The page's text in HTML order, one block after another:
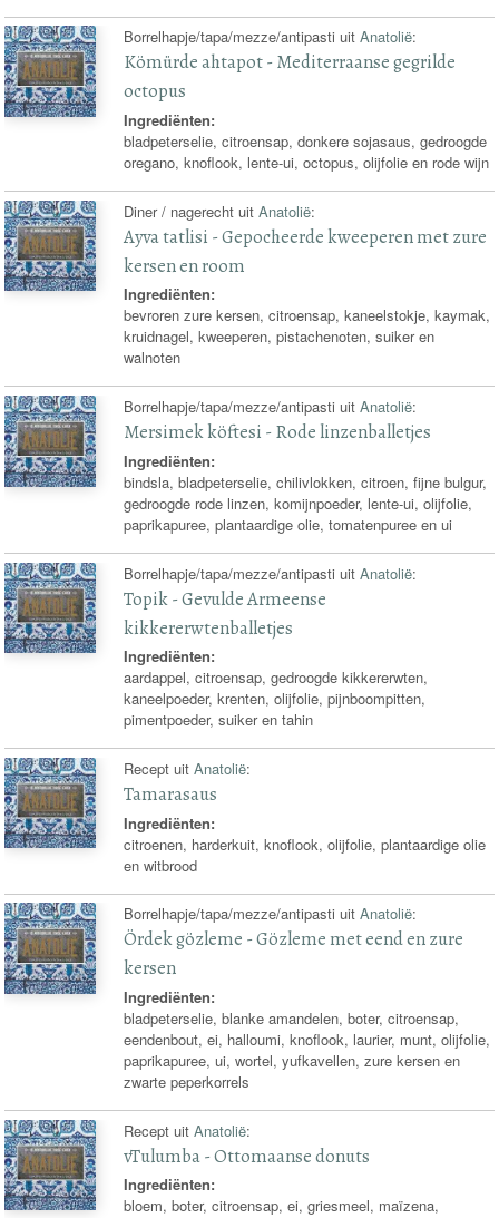
Borrelhapje/tapa/mezze/antipasti uitAnatolië:
Kömürde ahtapot - Mediterraanse gegrilde
octopus
Ingrediënten:
bladpeterselie, citroensap, donkere sojasaus, gedroogde
oregano, knoflook, lente-ui, octopus, olijfolie en rode wijn
Diner / nagerecht uitAnatolië:
Ayva tatlisi - Gepocheerde kweeperen met zure
kersen en room
Ingrediënten:
bevroren zure kersen, citroensap, kaneelstokje, kaymak,
kruidnagel, kweeperen, pistachenoten, suiker en
walnoten
Borrelhapje/tapa/mezze/antipasti uitAnatolië:
Mersimek köftesi - Rode linzenballetjes
Ingrediënten:
bindsla, bladpeterselie, chilivlokken, citroen, fijne bulgur,
gedroogde rode linzen, komijnpoeder, lente-ui, olijfolie,
paprikapuree, plantaardige olie, tomatenpuree en ui
Borrelhapje/tapa/mezze/antipasti uitAnatolië:
Topik - Gevulde Armeense
kikkererwtenballetjes
Ingrediënten:
aardappel, citroensap, gedroogde kikkererwten,
kaneelpoeder, krenten, olijfolie, pijnboompitten,
pimentpoeder, suiker en tahin
Recept uitAnatolië:
Tamarasaus
Ingrediënten:
citroenen, harderkuit, knoflook, olijfolie, plantaardige olie
en witbrood
Borrelhapje/tapa/mezze/antipasti uitAnatolië:
Ördek gözleme - Gözleme met eend en zure
kersen
Ingrediënten:
bladpeterselie, blanke amandelen, boter, citroensap,
eendenbout, ei, halloumi, knoflook, laurier, munt, olijfolie,
paprikapuree, ui, wortel, yufkavellen, zure kersen en
zwarte peperkorrels
Recept uitAnatolië:
vTulumba - Ottomaanse donuts
Ingrediënten:
bloem, boter, citroensap, ei, griesmeel, maïzena,